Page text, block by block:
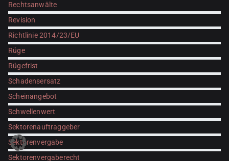
Rechtsanwälte
Revision
Richtlinie 2014/23/EU
Rüge
Rügefrist
Schadensersatz
Scheinangebot
Schwellenwert
Sektorenauftraggeber
Sektorenvergabe
Sektorenvergaberecht